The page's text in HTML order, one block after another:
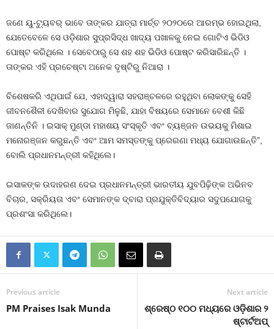
ଜଣେ ୟୁ-ଟ୍ୟୁବର୍ ଭାବେ ତାଙ୍କର ଯାତ୍ରା ମାର୍ଚ୍ଚ ୨୦୨୦ରେ ଆରମ୍ଭ ହୋଇଥିଲା,
ଯେତେବେଳେ ସେ ଓଡ଼ିଶାର ସୁପ୍ରସିଦ୍ଧ ଖାଦ୍ୟ ପଖାଳକୁ ନେଇ ଗୋଟିଏ ଭିଡିଓ
ପୋଷ୍ଟ କରିଥିଲେ । ସେବେଠାରୁ ସେ ଶହ ଶହ ଭିଡିଓ ପୋଷ୍ଟ କରିସାରିଛନ୍ତି ।
ତାଙ୍କର ଏହି ପ୍ରଚେଷ୍ଟା ଅନେକ ଦୃଷ୍ଟିରୁ ନିଆରା ।
ବିଶେଷକରି ଏଥିପାଇଁ ଯେ, ଏହାଦ୍ୱାରା ସହରାଞ୍ଚଳରେ ରହୁଥିବା ଲୋକଙ୍କୁ ସେହି
ଜୀବନଶୈଳୀ ଦେଖିବାର ସୁଯୋଗ ମିଳୁଛି, ଯାହା ବିଷୟରେ ସେମାନେ ବେଶୀ କିଛି
ଜାଣନ୍ତିନି । ଇସାକ୍ ମୁଣ୍ଡା ମହାଶୟ ସଂସ୍କୃତି ଏବଂ ବ୍ୟଞ୍ଜନ ଉଭୟକୁ ମିଶାଇ
ମନୋରଞ୍ଜନ କରୁଛନ୍ତି ଏବଂ ଆମ ସମସ୍ତଙ୍କୁ ପ୍ରେରଣା ମଧ୍ୟ ଯୋଗାଉଛନ୍ତି”,
ବୋଲି ପ୍ରଧାନମନ୍ତ୍ରୀ କହିଥିଲେ।
ଇସାକଙ୍କ ଉଦାହରଣ ଦେଇ ପ୍ରଧାନମନ୍ତ୍ରୀ ଭାରତୀୟ ଯୁବପିଢ଼ିଙ୍କ ଅଭିନବ
ବିଚାର, ସକ୍ରିୟତା ଏବଂ ସେମାନଙ୍କ ଦ୍ବାରା ପ୍ରଯୁକ୍ତିବିଦ୍ୟାର ସଦୁପଯୋଗକୁ
ପ୍ରଶଂସା କରିଥିଲେ।
Previous article
PM Praises Isak Munda
Next article
ଶ୍ରେଷ୍ଠ ୧୦୦ ମଧ୍ୟରେ ଓଡ଼ିଶାର ୨
ଷ୍ଟାର୍ଟଅପ୍‌